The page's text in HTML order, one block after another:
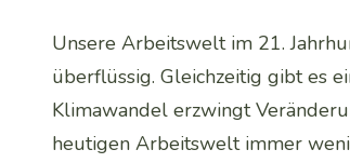
Unsere Arbeitswelt im 21.
überflüssig. Gleichzeitig gibt es
Klimawandel erzwingt
heutigen Arbeitswelt immer